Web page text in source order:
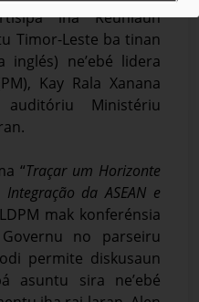
iha Reuniaun
Timor-Leste ba tinan
inglés) ne’ebé lidera
Kay Rala Xanana
Ministériu
“Traçar um Horizonte
da ASEAN e
mak konferénsia
no parseiru
permite diskusaun
asuntu sira ne’ebé